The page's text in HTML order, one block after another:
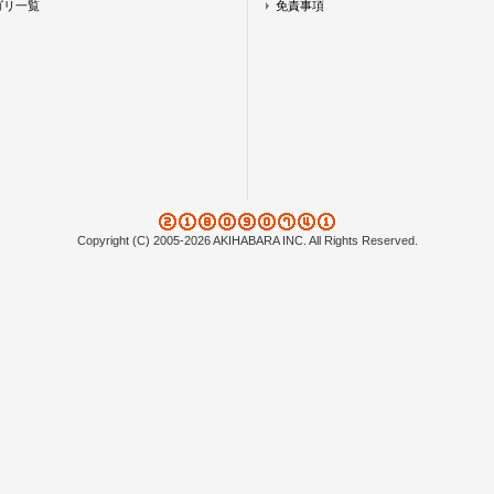
リ一覧 免責事項
Copyright (C) 2005-2026 AKIHABARA INC. All Rights Reserved.